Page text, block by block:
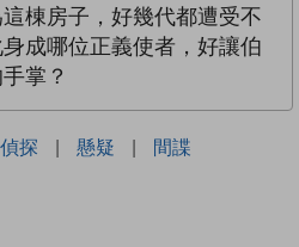
棟房子，好幾代都遭受不
成哪位正義使者，好讓伯
掌？
偵探 | 懸疑 | 間諜